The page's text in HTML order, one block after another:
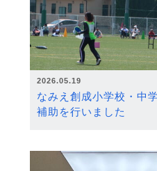
2026.05.19
なみえ創成小学校・中
補助を行いました